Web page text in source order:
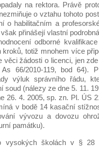
na rektora. Právě
o vztahu tohoto
o habilitačním a
přinášejí vlastní
odborné
totiž mnohem více
věci žádosti o licenci, jen
66/2010-119, bod 64).
výluk správního řádu,
soud (nálezy ze dne 5. 11.
26. 4. 2005, sp. zn. Pl. ÚS
v bodě 14 kasační
vývozu a dovozu
památku).
vysokých školách v § 28